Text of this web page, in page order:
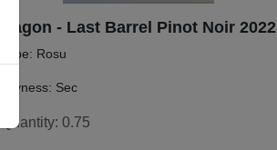
Dagon - Last Barrel Pinot Noir 2022
Type: Rosu
Dryness: Sec
Quantity: 0.75